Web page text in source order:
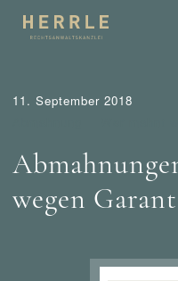
11. September 2018
wegen